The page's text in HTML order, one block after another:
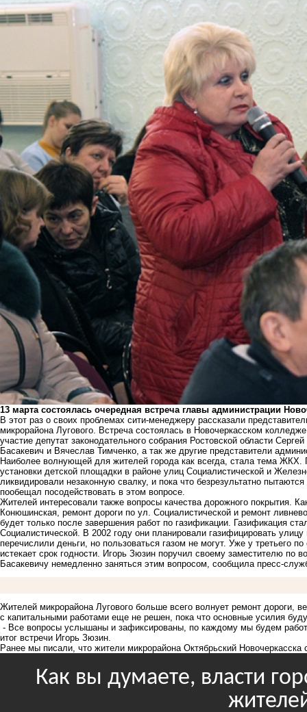
13 марта состоялась очередная встреча главы администрации
В этот раз о своих проблемах сити-менеджеру рассказали
микрорайона Лугового. Встреча состоялась в Новочеркасском
участие депутат законодательного собрания Ростовской области
Басакевич и Вячеслав Тимченко, а так же другие представители
Наиболее волнующей для жителей города как всегда, стала тема
установки детской площадки в районе улиц Социалистической и
ликвидировали незаконную свалку, и пока что безрезультатно
пообещал посодействовать в этом вопросе.
Жителей интересовали также вопросы качества дорожного покрытия.
Конюшинская, ремонт дороги по ул. Социалистической и ремонт
будет только после завершения работ по газификации. Газификация
Социалистической. В 2002 году они планировали газифицировать
перечислили деньги, но пользоваться газом не могут. Уже у третьего
истекает срок годности. Игорь Зюзин поручил своему заместителю по
Басакевичу немедленно заняться этим вопросом, сообщила пресс-
Жителей микрорайона Лугового больше всего волнует ремонт дороги,
с капитальными работами еще не решен, пока что основные усилия
- Все вопросы услышаны и зафиксированы, по каждому мы будем
итог встречи Игорь Зюзин.
Ранее мы писали, что жители микрорайона Октябрьский Новочеркасска